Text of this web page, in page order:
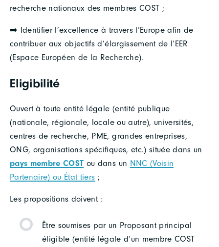
recherche nationaux des membres COST ;
➡️ Identifier l’excellence à travers l’Europe afin de
contribuer aux objectifs d’élargissement de l’EER
(Espace Européen de la Recherche).
Eligibilité
Ouvert à toute entité légale (entité publique
(nationale, régionale, locale ou autre), universités,
centres de recherche, PME, grandes entreprises,
ONG, organisations spécifiques, etc.) située dans un
pays membre COST ou dans un NNC (Voisin
Partenaire) ou État tiers ;
Les propositions doivent :
Être soumises par un Proposant principal
éligible (entité légale d’un membre COST